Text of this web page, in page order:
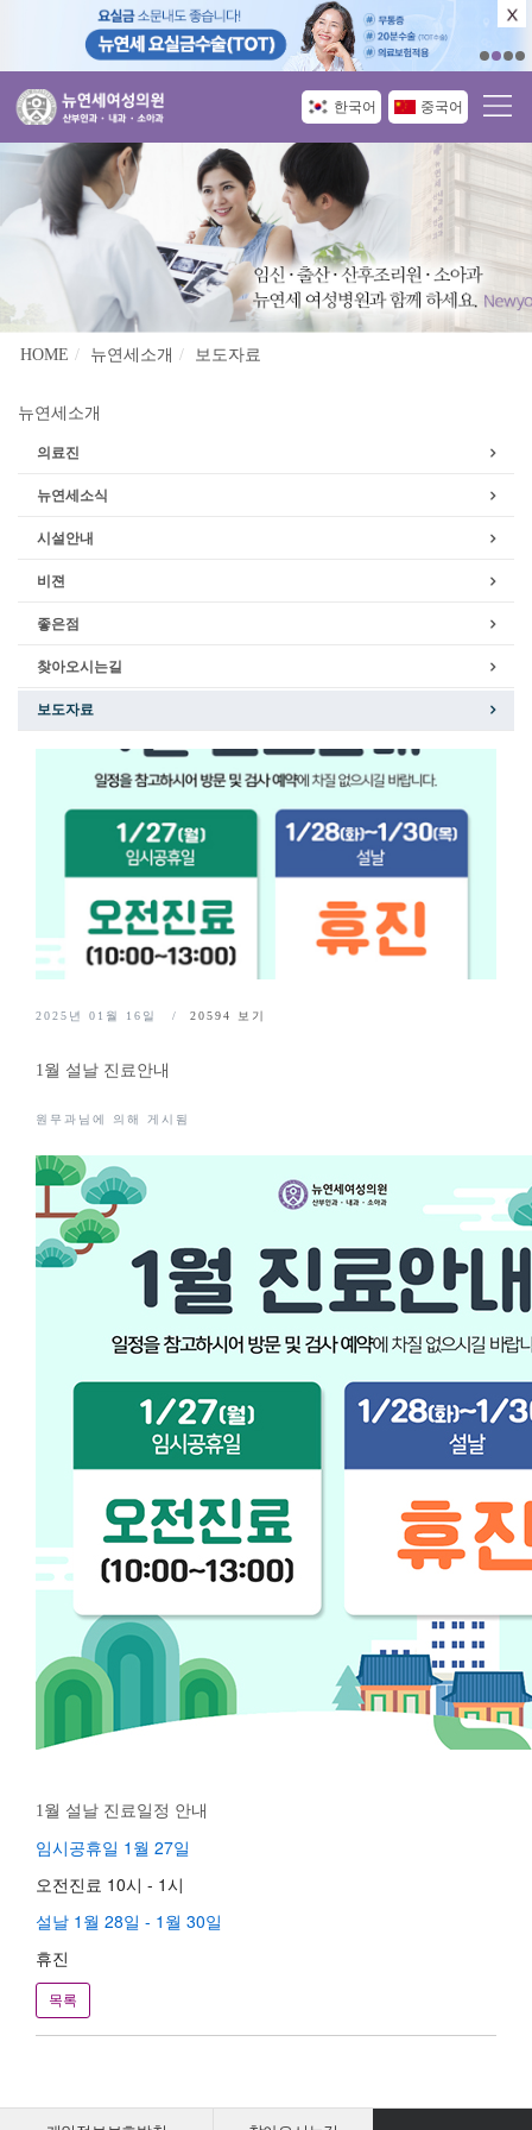
한국어 중국어
HOME 뉴연세소개 보도자료
뉴연세소개
의료진
뉴연세소식
시설안내
비젼
좋은점
찾아오시는길
보도자료
2025년 01월 16일 20594 보기
1월 설날 진료안내
원무과님에 의해 게시됨
1월 설날 진료일정 안내
임시공휴일 1월 27일
오전진료 10시 - 1시
설날 1월 28일 - 1월 30일
휴진
목록